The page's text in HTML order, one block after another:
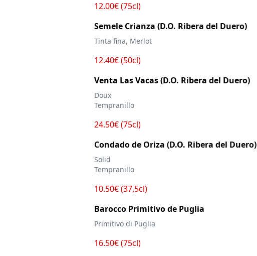
12.00€ (75cl)
Semele Crianza (D.O. Ribera del Duero)
Tinta fina, Merlot
12.40€ (50cl)
Venta Las Vacas (D.O. Ribera del Duero)
Doux
Tempranillo
24.50€ (75cl)
Condado de Oriza (D.O. Ribera del Duero)
Solid
Tempranillo
10.50€ (37,5cl)
Barocco Primitivo de Puglia
Primitivo di Puglia
16.50€ (75cl)